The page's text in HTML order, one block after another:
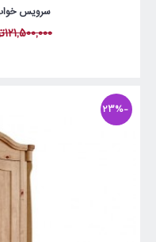
سرویس خواب
121,500,000تومان
-23%